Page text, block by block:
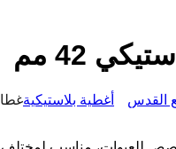
42 مم
القدس أغطية بلاستيكيةغطاء